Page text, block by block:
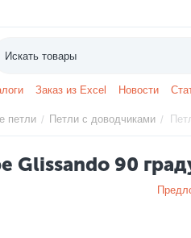
Заказ из Excel Новости
петли / Петли с доводчиками /
Glissando 90